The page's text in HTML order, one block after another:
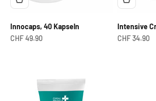
Innocaps, 40 Kapseln
Angebot
CHF 49.90
Intensive
Angebot
CHF 34.90